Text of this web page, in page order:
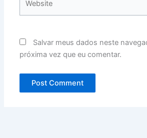
Salvar meus dados neste
próxima vez que eu comentar.